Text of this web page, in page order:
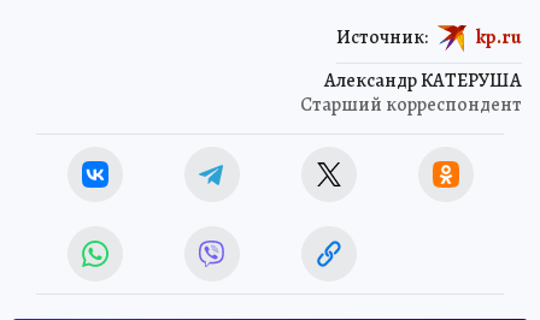
Александр КАТЕРУША
Старший корреспондент
Источник: kp.ru